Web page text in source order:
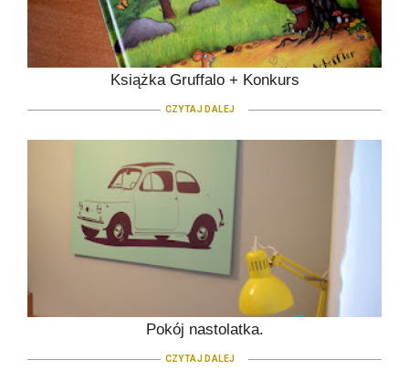
Książka Gruffalo + Konkurs
CZYTAJ DALEJ
Pokój nastolatka.
CZYTAJ DALEJ